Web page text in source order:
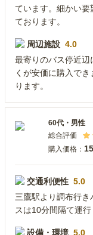
ています。細かい
ております。
周辺施設 4.0
最寄りのバス停近
くが安価に購入で
ります。
60代 ・ 男性
総合評価
購入価格：
交通利便性 5.0
三鷹駅より調布行
スは10分間隔て運
設備・環境 5.0